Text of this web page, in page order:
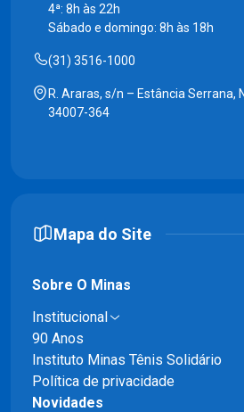
4ª: 8h às 22h
Sábado e domingo: 8h às 18h
(31) 3516-1000
R. Araras, s/n – Estância Serrana,
34007-364
Mapa do Site
Sobre O Minas
Institucional
90 Anos
Instituto Minas Tênis Solidário
Política de privacidade
Novidades